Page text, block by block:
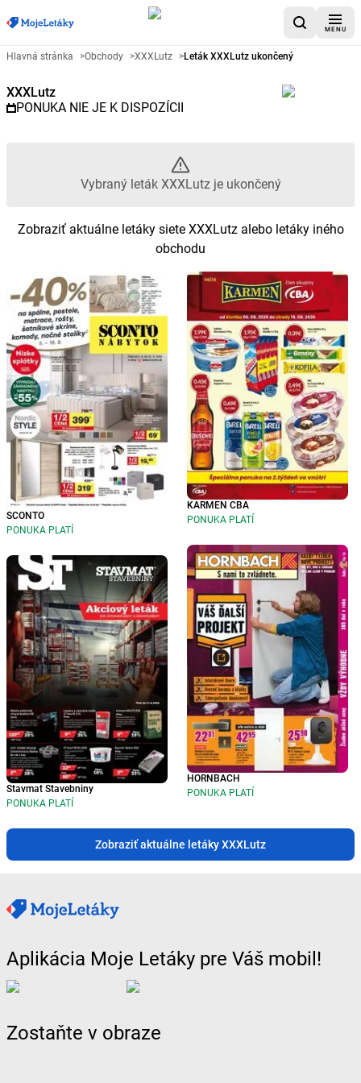
MENU
Reklamný leták XXXLutz -
Hlavná stránka >Obchody >XXXLutz >Leták XXXLutz ukončený
XXXLutz
PONUKA NIE JE K DISPOZÍCII
Vybraný leták XXXLutz je ukončený
Zobraziť aktuálne letáky siete XXXLutz alebo letáky iného
obchodu
SCONTO
PONUKA PLATÍ
Stavmat Stavebniny
PONUKA PLATÍ
KARMEN CBA
PONUKA PLATÍ
HORNBACH
PONUKA PLATÍ
Zobraziť aktuálne letáky XXXLutz
Aplikácia Moje Letáky pre Váš mobil!
Zostaňte v obraze